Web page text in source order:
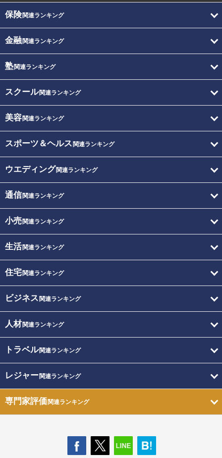
保険関連ランキング
金融関連ランキング
塾関連ランキング
スクール関連ランキング
美容関連ランキング
スポーツ＆ヘルス 関連ランキング
ウエディング関連ランキング
通信関連ランキング
小売関連ランキング
生活関連ランキング
住宅関連ランキング
ビジネス 関連ランキング
人材関連ランキング
トラベル関連ランキング
レジャー関連ランキング
専門家評価関連ランキング